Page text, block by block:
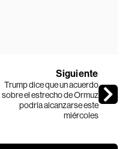
Siguiente
Trump dice que un acuerdo
sobre el estrecho de Ormuz
podría alcanzarse este
miércoles